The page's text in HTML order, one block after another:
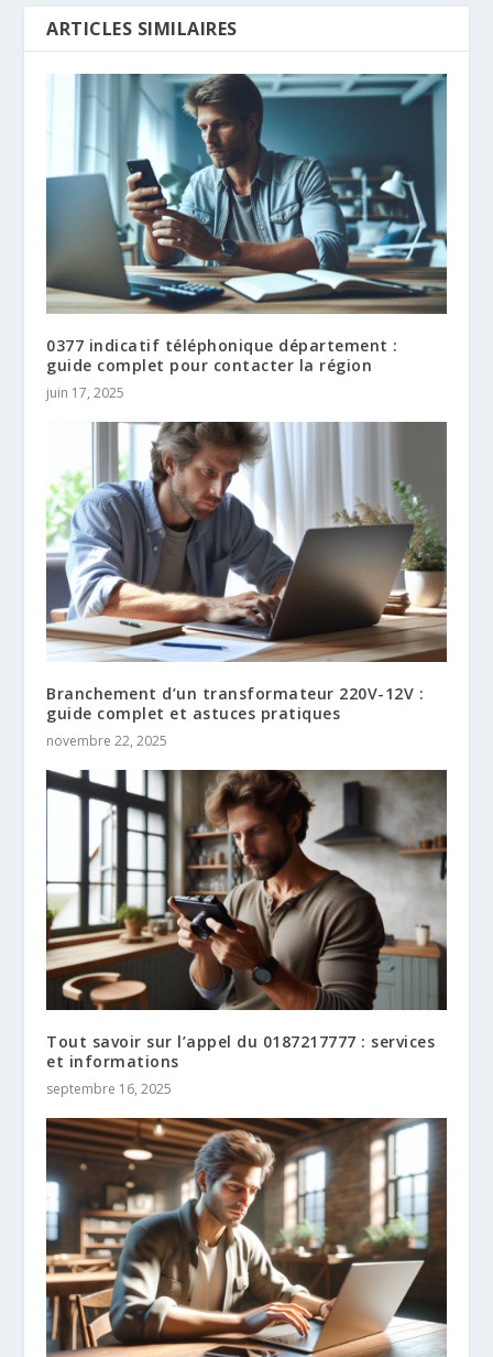
ARTICLES SIMILAIRES
0377 indicatif téléphonique département :
guide complet pour contacter la région
juin 17, 2025
Branchement d’un transformateur 220V-12V :
guide complet et astuces pratiques
novembre 22, 2025
Tout savoir sur l’appel du 0187217777 : services
et informations
septembre 16, 2025